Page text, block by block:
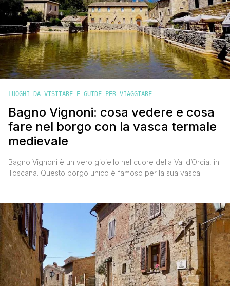
LUOGHI DA VISITARE E GUIDE PER VIAGGIARE
Bagno Vignoni: cosa vedere e cosa
fare nel borgo con la vasca termale
medievale
Bagno Vignoni è un vero gioiello nel cuore della Val d’Orcia, in
Toscana. Questo borgo unico è famoso per la sua vasca
nelle stagioni fredde. Perfetto per chi cerca un mix di relax,
storia e natura, Bagno [']